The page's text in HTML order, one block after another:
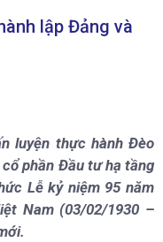
lập Đảng và
luyện thực hành Đèo
phần Đầu tư hạ tầng
Lễ kỷ niệm 95 năm
Nam (03/02/1930 –